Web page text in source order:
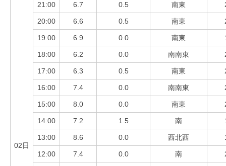
02日
21:00 6.7 0.5 南東
20:00 6.6 0.5 南東
19:00 6.9 0.0 南東
18:00 6.2 0.0 南南東
17:00 6.3 0.5 南東
16:00 7.4 0.0 南南東
15:00 8.0 0.0 南東
14:00 7.2 1.5 南
13:00 8.6 0.0 西北西
12:00 7.4 0.0 南